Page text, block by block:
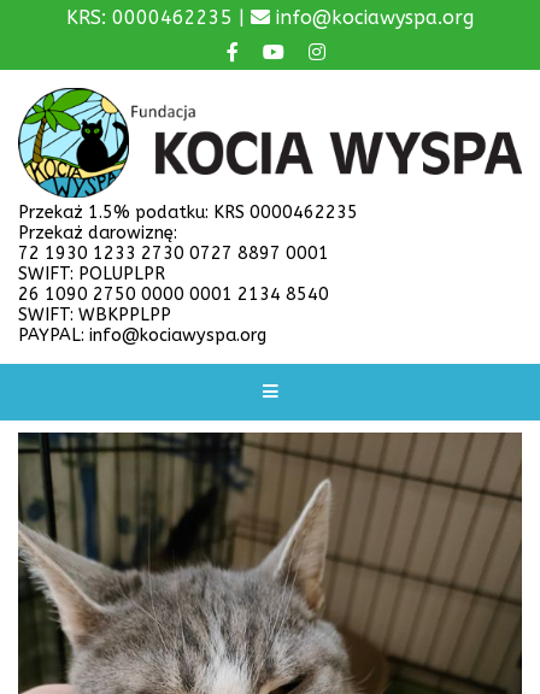
KRS: 0000462235 | info@kociawyspa.org
Przekaż 1.5% podatku: KRS 0000462235
Przekaż darowiznę:
72 1930 1233 2730 0727 8897 0001
SWIFT: POLUPLPR
26 1090 2750 0000 0001 2134 8540
SWIFT: WBKPPLPP
PAYPAL: info@kociawyspa.org